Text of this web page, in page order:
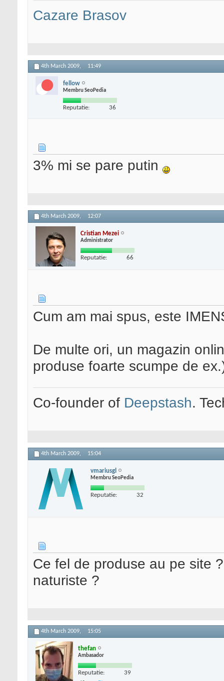
Cazare Brasov
4th March 2009, 11:49
fellow
Membru SeoPedia
Reputatie: 36
3% mi se pare putin
4th March 2009, 12:07
Cristian Mezei
Administrator
Reputatie: 66
Cum am mai spus, este
De multe ori, un magazin
produse foarte scumpe de
Co-founder of Deepstash.
4th March 2009, 15:04
vmariusgl
Membru SeoPedia
Reputatie: 32
Ce fel de produse au pe site
naturiste ?
4th March 2009, 15:05
thefan
Ambasador
Reputatie: 39